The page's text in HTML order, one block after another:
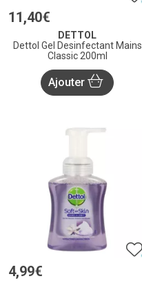
11 ,40€
DETTOL
Dettol Gel Desinfectant Mains
Classic 200ml
Ajouter
4,99€